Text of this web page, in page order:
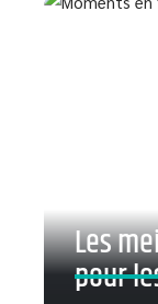
Les
pour